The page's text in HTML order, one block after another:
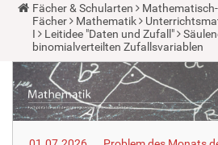
Y
o
u
a
r
e
h
e
r
e
Fächer & Schularten
Fächer
Mathematik
I
Leitidee "Daten und Zufall"
binomialverteilten Zufallsvariablen